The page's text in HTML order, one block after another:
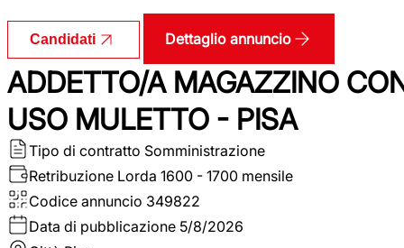
Candidati Dettaglio annuncio
ADDETTO/A MAGAZZINO
USO MULETTO - PISA
Tipo di contratto Somministrazione
Retribuzione Lorda 1600 - 1700 mensile
Codice annuncio 349822
Data di pubblicazione 5/8/2026